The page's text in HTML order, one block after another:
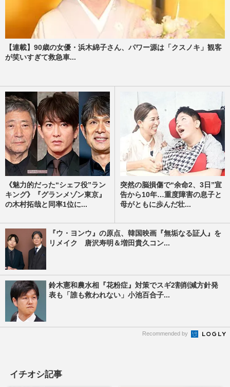
【連載】90歳の女優・浜木綿子さん、パワー源は「クスノキ」観客
が笑いすぎて救急車...
《魅力的だった“シェフ役”ラン
キング》『グランメゾン東京』
の木村拓哉と同率1位に...
突然の脳損傷で“余命2、3日”宣
告から10年…重度障害の息子と
母がともに歩んだ壮...
『ウ・ヨンウ』の原点、韓国映画『無垢なる証人』を
リメイク 唐沢寿明＆増田貴久コン...
鈴木憲和農水相『花粉症』対策でスギ2割削減方針発
表も「誰も救われない」小池百合子...
Recommended by
イチオシ記事